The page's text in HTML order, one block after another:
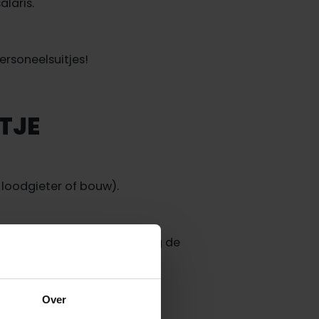
Over
of bouw).
niet hebt, leren we je graag de